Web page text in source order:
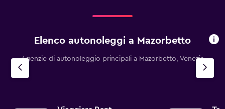
Elenco autonoleggi a Mazorbetto
Agenzie di autonoleggio principali a Mazorbetto, Venezia